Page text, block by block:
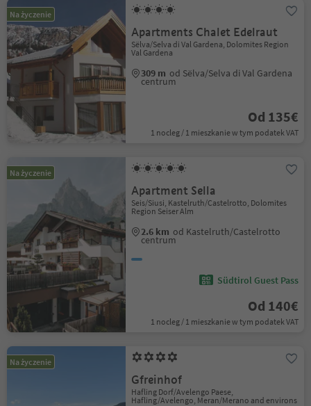
Na życzenie
Apartments Chalet Edelraut
Sëlva/Selva di Val Gardena, Dolomites Region
Val Gardena
309 m od Sëlva/Selva di Val Gardena
centrum
Od 135€
1 nocleg / 1 mieszkanie w tym podatek VAT
Na życzenie
Apartment Sella
Seis/Siusi, Kastelruth/Castelrotto, Dolomites
Region Seiser Alm
2.6 km od Kastelruth/Castelrotto
centrum
Südtirol Guest Pass
Od 140€
1 nocleg / 1 mieszkanie w tym podatek VAT
Na życzenie
Gfreinhof
Hafling Dorf/Avelengo Paese,
Hafling/Avelengo, Meran/Merano and environs